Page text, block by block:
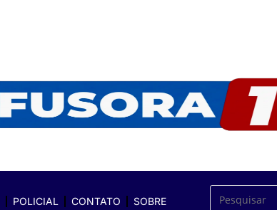
POLICIAL CONTATO SOBRE